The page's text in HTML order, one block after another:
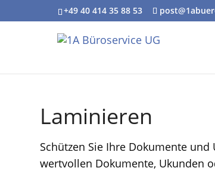
+49 40 414 35 88 53
Laminieren
Schützen Sie Ihre Dokumente
wertvollen Dokumente, Ukunden